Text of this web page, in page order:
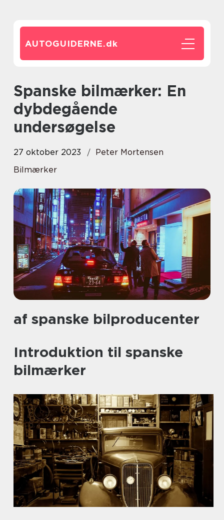
AUTOGUIDERNE.dk
Spanske bilmærker: En
dybdegående
undersøgelse
27 oktober 2023
Peter Mortensen
Bilmærker
af spanske bilproducenter
Introduktion til spanske
bilmærker